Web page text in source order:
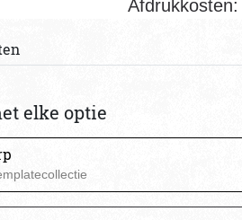
Afdrukkosten:
elke optie